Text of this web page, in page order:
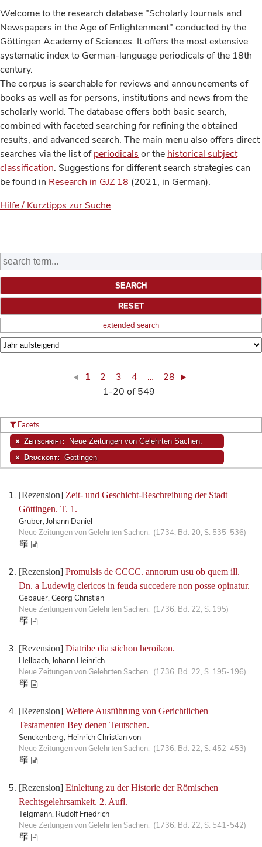
Welcome to the research database "Scholarly Journals and
Newspapers in the Age of Enlightenment" conducted by the
Göttingen Academy of Sciences. It offers the most extensive
systematic index to German-language periodicals of the 18th
century.
The corpus is searchable for reviews and announcements of
books as well as for persons, institutions and news from the
scholarly world. The database offers both basic search,
combined with faceted searching for refining the obtained
results, and advanced search. The main menu also offers direct
searches via the list ofperiodicals or the historical subject
classification. Suggestions for different search strategies can
be found in Research in GJZ 18 (2021, in German).
Hilfe / Kurztipps zur Suche
extended search
1 2 3 4 …
28
1-20 of 549
[Rezension] Zeit- und Geschicht-Beschreibung der Stadt
Göttingen. T. 1.
Gruber, Johann Daniel
Neue Zeitungen von Gelehrten Sachen. (1734, Bd. 20, S. 535-536)
[Rezension] Promulsis de CCCC. annorum usu ob quem ill.
Dn. a Ludewig clericos in feuda succedere non posse opinatur.
Gebauer, Georg Christian
Neue Zeitungen von Gelehrten Sachen. (1736, Bd. 22, S. 195)
[Rezension] Diatribē dia stichōn hērōikōn.
Hellbach, Johann Heinrich
Neue Zeitungen von Gelehrten Sachen. (1736, Bd. 22, S. 195-196)
[Rezension] Weitere Ausführung von Gerichtlichen
Testamenten Bey denen Teutschen.
Senckenberg, Heinrich Christian von
Neue Zeitungen von Gelehrten Sachen. (1736, Bd. 22, S. 452-453)
[Rezension] Einleitung zu der Historie der Römischen
Rechtsgelehrsamkeit. 2. Aufl.
Telgmann, Rudolf Friedrich
Neue Zeitungen von Gelehrten Sachen. (1736, Bd. 22, S. 541-542)
Facets
Zeitschrift: Neue Zeitungen von Gelehrten Sachen.
Druckort: Göttingen